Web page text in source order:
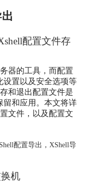
配置文件存
器的工具，而配置
设置以及安全选项等
和退出配置文件是
留和应用。本文将详
文件，以及配置文
配置导出 ， XShell导
机